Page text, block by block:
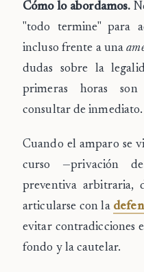
Cómo lo abordamos.
"todo termine" para
incluso frente a una
dudas sobre la
primeras horas son
consultar de inmediato.
Cuando el amparo se
curso —privación
preventiva arbitraria,
articularse con la
evitar contradicciones
fondo y la cautelar.